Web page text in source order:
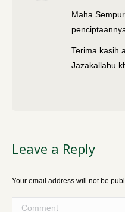
Maha
Terima kasih
Jazakallahu
Leave a Reply
Your email address will not be
Comment